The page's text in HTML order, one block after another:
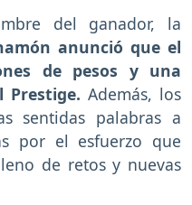
del ganador, la
anunció que el
de pesos y una
Prestige. Además, los
sentidas palabras a
por el esfuerzo que
de retos y nuevas